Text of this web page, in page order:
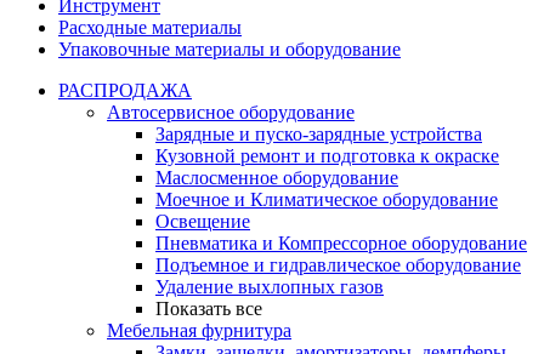
Инструмент
Расходные материалы
Упаковочные материалы и оборудование
РАСПРОДАЖА
Автосервисное оборудование
Зарядные и пуско-зарядные устройства
Кузовной ремонт и подготовка к окраске
Маслосменное оборудование
Моечное и Климатическое оборудование
Освещение
Пневматика и Компрессорное оборудование
Подъемное и гидравлическое оборудование
Удаление выхлопных газов
Показать все
Мебельная фурнитура